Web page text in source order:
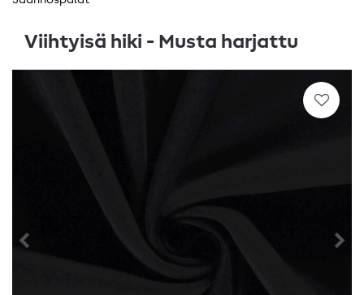
Viihtyisä hiki - Musta harjattu